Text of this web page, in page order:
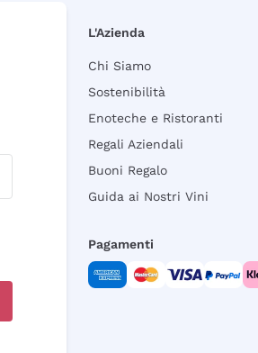
L'Azienda
Chi Siamo
Sostenibilità
Enoteche e Ristoranti
Regali Aziendali
Buoni Regalo
Guida ai Nostri Vini
Pagamenti